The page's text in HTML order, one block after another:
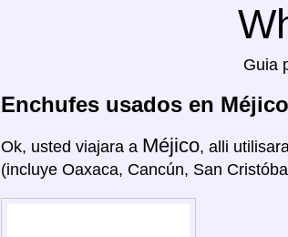
Guia
Enchufes usados en Méjico
Ok, usted viajara a Méjico, alli
(incluye Oaxaca, Cancún, San